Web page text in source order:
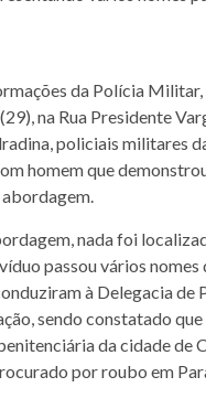
da Polícia Militar,
na Rua Presidente
policiais militares
homem que
nada foi
passou vários nomes
à Delegacia de
sendo constatado que
da cidade de
por roubo em